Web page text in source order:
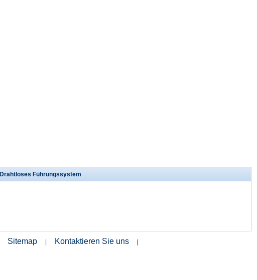
Drahtloses Führungssystem
Sitemap Kontaktieren Sie uns